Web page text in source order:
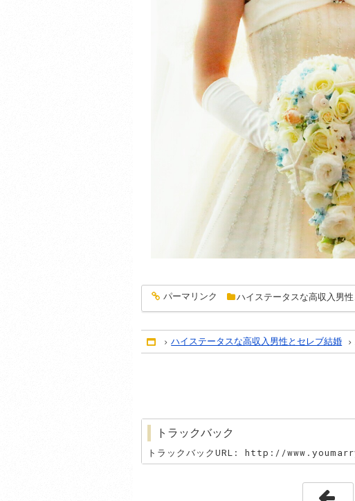
entry1332
パーマリンク ハイステータスな高収入男
Home
ハイステータスな高収入男性とセレブ結婚
トラックバック
トラックバックURL: http://